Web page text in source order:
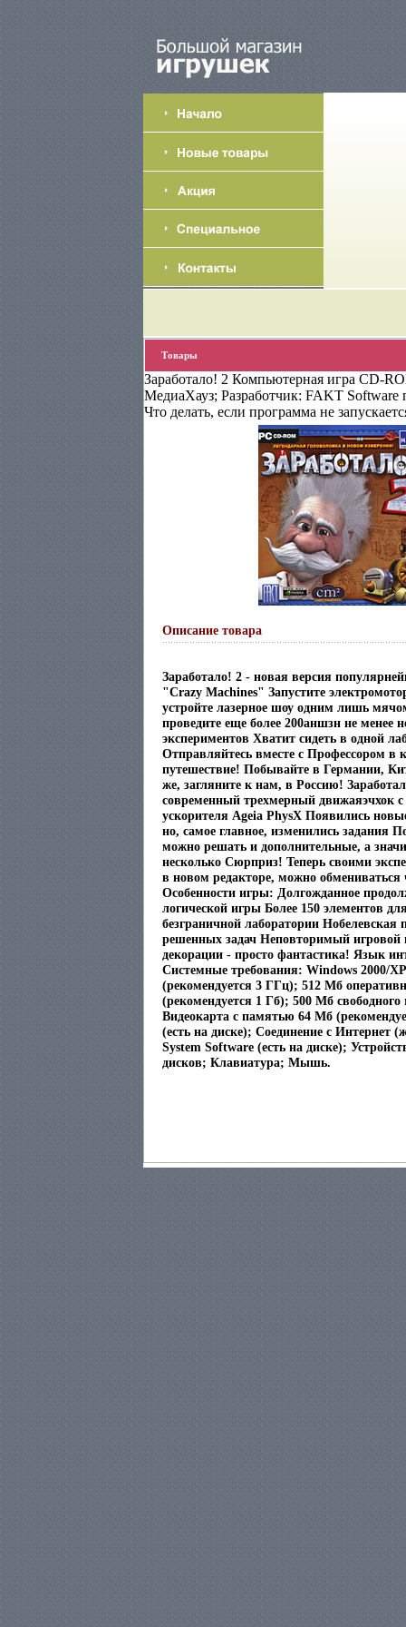
Товары
Заработало! 2 Компьютерная игра CD-
МедиаХауз; Разработчик: FAKT Software
Что делать, если программа не
Описание товара
Заработало! 2 - новая версия
"Crazy Machines" Запустите
устройте лазерное шоу одним лишь
проведите еще более 200аншзн не менее
экспериментов Хватит сидеть в одной
Отправляйтесь вместе с Профессором в
путешествие! Побывайте в Германии,
же, загляните к нам, в Россию!
современный трехмерный движаяэчхок с
ускорителя Ageia PhysX Появились
но, самое главное, изменились задания
можно решать и дополнительные, а
несколько Сюрприз! Теперь своими
в новом редакторе, можно обмениваться
Особенности игры: Долгожданное
логической игры Более 150 элементов
безграничной лаборатории
решенных задач Неповторимый игровой
декорации - просто фантастика! Язык
Системные требования: Windows 2000/
(рекомендуется 3 ГГц); 512 Мб
(рекомендуется 1 Гб); 500 Мб
Видеокарта с памятью 64 Мб
(есть на диске); Соединение с Интернет
System Software (есть на диске);
дисков; Клавиатура; Мышь.